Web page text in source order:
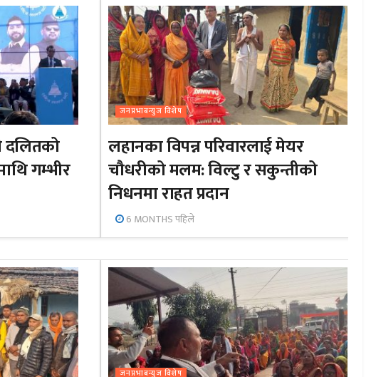
गम्भीर
जनप्रभाबन्युज विशेष
लहानका विपन्न परिवारलाई मेयर
चौधरीको मलम: विल्टु र सकुन्तीको
निधनमा राहत प्रदान
6 MONTHS पहिले
जनप्रभाबन्युज विशेष